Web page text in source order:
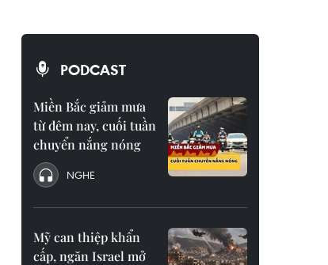
PODCAST
Miền Bắc giảm mưa
từ đêm nay, cuối tuần
chuyển nắng nóng
NGHE
Mỹ can thiệp khẩn
cấp, ngăn Israel mở